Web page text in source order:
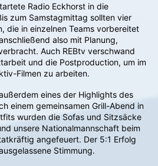
Radio Eckhorst in die
zum Samstagmittag sollten vier
die in einzelnen Teams vorbereitet
also mit Planung,
Auch REBtv verschwand
und die Postproduction, um im
Filmen zu arbeiten.
eines der Highlights des
einem gemeinsamen Grill-Abend in
wurden die Sofas und Sitzsäcke
unsere Nationalmannschaft beim
angefeuert. Der 5:1 Erfolg
Stimmung.